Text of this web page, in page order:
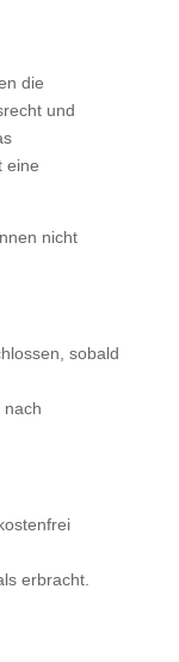
die
und
eine
nicht
sobald
nach
erbracht.